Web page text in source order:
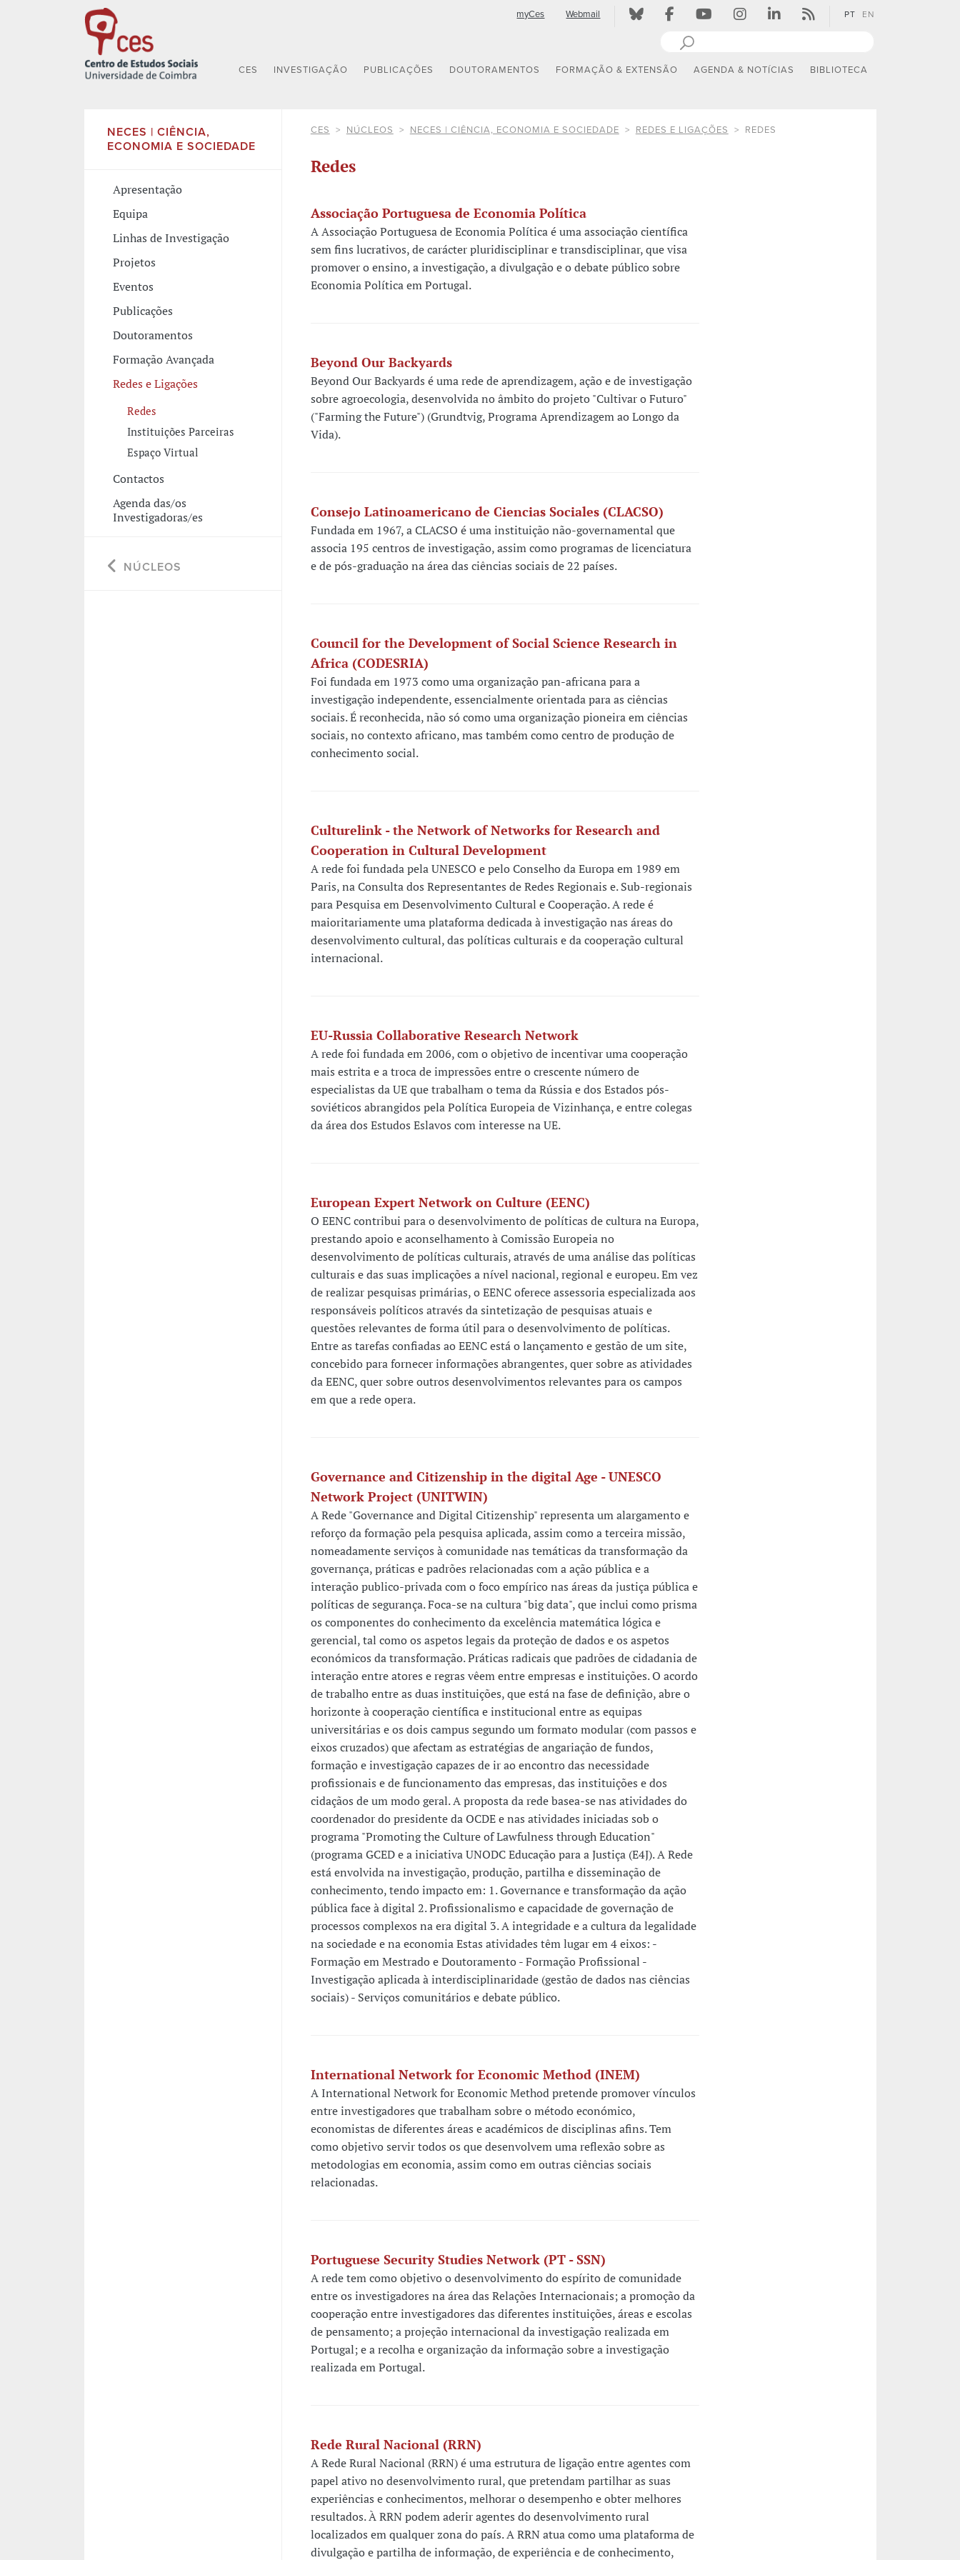
myCes Webmail PT EN
CES INVESTIGAÇÃO PUBLICAÇÕES DOUTORAMENTOS FORMAÇÃO & EXTENSÃO AGENDA & NOTÍCIAS BIBLIOTECA
NECES | CIÊNCIA,
ECONOMIA E SOCIEDADE
Apresentação
Equipa
Linhas de Investigação
Projetos
Eventos
Publicações
Doutoramentos
Formação Avançada
Redes e Ligações
Redes
Instituições Parceiras
Espaço Virtual
Contactos
Agenda das/os
Investigadoras/es
NÚCLEOS
CES NÚCLEOS NECES | CIÊNCIA, ECONOMIA E SOCIEDADE REDES E LIGAÇÕES REDES
Redes
Associação Portuguesa de Economia Política
A Associação Portuguesa de Economia Política é uma associação científica
sem fins lucrativos, de carácter pluridisciplinar e transdisciplinar, que visa
promover o ensino, a investigação, a divulgação e o debate público sobre
Economia Política em Portugal.
Beyond Our Backyards
Beyond Our Backyards é uma rede de aprendizagem, ação e de investigação
sobre agroecologia, desenvolvida no âmbito do projeto "Cultivar o Futuro"
("Farming the Future") (Grundtvig, Programa Aprendizagem ao Longo da
Vida).
Consejo Latinoamericano de Ciencias Sociales (CLACSO)
Fundada em 1967, a CLACSO é uma instituição não-governamental que
associa 195 centros de investigação, assim como programas de licenciatura
e de pós-graduação na área das ciências sociais de 22 países.
Council for the Development of Social Science Research in
Africa (CODESRIA)
Foi fundada em 1973 como uma organização pan-africana para a
investigação independente, essencialmente orientada para as ciências
sociais. É reconhecida, não só como uma organização pioneira em ciências
sociais, no contexto africano, mas também como centro de produção de
conhecimento social.
Culturelink - the Network of Networks for Research and
Cooperation in Cultural Development
A rede foi fundada pela UNESCO e pelo Conselho da Europa em 1989 em
Paris, na Consulta dos Representantes de Redes Regionais e. Sub-regionais
para Pesquisa em Desenvolvimento Cultural e Cooperação. A rede é
maioritariamente uma plataforma dedicada à investigação nas áreas do
desenvolvimento cultural, das políticas culturais e da cooperação cultural
internacional.
EU-Russia Collaborative Research Network
A rede foi fundada em 2006, com o objetivo de incentivar uma cooperação
mais estrita e a troca de impressões entre o crescente número de
especialistas da UE que trabalham o tema da Rússia e dos Estados pós-
soviéticos abrangidos pela Política Europeia de Vizinhança, e entre colegas
da área dos Estudos Eslavos com interesse na UE.
European Expert Network on Culture (EENC)
O EENC contribui para o desenvolvimento de políticas de cultura na Europa,
prestando apoio e aconselhamento à Comissão Europeia no
desenvolvimento de políticas culturais, através de uma análise das políticas
culturais e das suas implicações a nível nacional, regional e europeu. Em vez
de realizar pesquisas primárias, o EENC oferece assessoria especializada aos
responsáveis políticos através da sintetização de pesquisas atuais e
questões relevantes de forma útil para o desenvolvimento de políticas.
Entre as tarefas confiadas ao EENC está o lançamento e gestão de um site,
concebido para fornecer informações abrangentes, quer sobre as atividades
da EENC, quer sobre outros desenvolvimentos relevantes para os campos
em que a rede opera.
Governance and Citizenship in the digital Age - UNESCO
Network Project (UNITWIN)
A Rede "Governance and Digital Citizenship" representa um alargamento e
reforço da formação pela pesquisa aplicada, assim como a terceira missão,
nomeadamente serviços à comunidade nas temáticas da transformação da
governança, práticas e padrões relacionadas com a ação pública e a
interação publico-privada com o foco empírico nas áreas da justiça pública e
políticas de segurança. Foca-se na cultura "big data", que inclui como prisma
os componentes do conhecimento da excelência matemática lógica e
gerencial, tal como os aspetos legais da proteção de dados e os aspetos
económicos da transformação. Práticas radicais que padrões de cidadania de
interação entre atores e regras vêem entre empresas e instituições. O acordo
de trabalho entre as duas instituições, que está na fase de definição, abre o
horizonte à cooperação científica e institucional entre as equipas
universitárias e os dois campus segundo um formato modular (com passos e
eixos cruzados) que afectam as estratégias de angariação de fundos,
formação e investigação capazes de ir ao encontro das necessidade
profissionais e de funcionamento das empresas, das instituições e dos
cidaçãos de um modo geral. A proposta da rede basea-se nas atividades do
coordenador do presidente da OCDE e nas atividades iniciadas sob o
programa "Promoting the Culture of Lawfulness through Education"
(programa GCED e a iniciativa UNODC Educação para a Justiça (E4J). A Rede
está envolvida na investigação, produção, partilha e disseminação de
conhecimento, tendo impacto em: 1. Governance e transformação da ação
pública face à digital 2. Profissionalismo e capacidade de governação de
processos complexos na era digital 3. A integridade e a cultura da legalidade
na sociedade e na economia Estas atividades têm lugar em 4 eixos: -
Formação em Mestrado e Doutoramento - Formação Profissional -
Investigação aplicada à interdisciplinaridade (gestão de dados nas ciências
sociais) - Serviços comunitários e debate público.
International Network for Economic Method (INEM)
A International Network for Economic Method pretende promover vínculos
entre investigadores que trabalham sobre o método económico,
economistas de diferentes áreas e académicos de disciplinas afins. Tem
como objetivo servir todos os que desenvolvem uma reflexão sobre as
metodologias em economia, assim como em outras ciências sociais
relacionadas.
Portuguese Security Studies Network (PT - SSN)
A rede tem como objetivo o desenvolvimento do espírito de comunidade
entre os investigadores na área das Relações Internacionais; a promoção da
cooperação entre investigadores das diferentes instituições, áreas e escolas
de pensamento; a projeção internacional da investigação realizada em
Portugal; e a recolha e organização da informação sobre a investigação
realizada em Portugal.
Rede Rural Nacional (RRN)
A Rede Rural Nacional (RRN) é uma estrutura de ligação entre agentes com
papel ativo no desenvolvimento rural, que pretendam partilhar as suas
experiências e conhecimentos, melhorar o desempenho e obter melhores
resultados. À RRN podem aderir agentes do desenvolvimento rural
localizados em qualquer zona do país. A RRN atua como uma plataforma de
divulgação e partilha de informação, de experiência e de conhecimento,